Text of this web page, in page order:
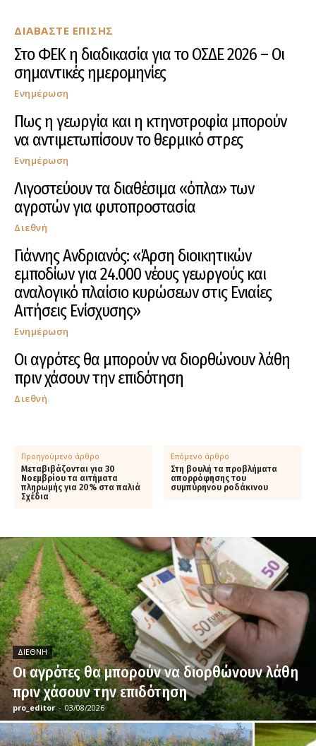
ΔΙΑΒΑΣΤΕ ΕΠΙΣΗΣ
Στο ΦΕΚ η διαδικασία για το ΟΣΔΕ 2026 – Οι
σημαντικές ημερομηνίες
Ενημέρωση
Πως η γεωργία και η κτηνοτροφία μπορούν
να αντιμετωπίσουν το θερμικό στρες
Ενημέρωση
Λιγοστεύουν τα διαθέσιμα «όπλα» των
αγροτών για φυτοπροστασία
Διεθνή
Γιάννης Ανδριανός: «Άρση διοικητικών
εμποδίων για 24.000 νέους γεωργούς και
αναλογικό πλαίσιο κυρώσεων στις Ενιαίες
Αιτήσεις Ενίσχυσης»
Ενημέρωση
Οι αγρότες θα μπορούν να διορθώνουν λάθη
πριν χάσουν την επιδότηση
Διεθνή
Προηγούμενο άρθρο
Μεταβιβάζονται για 30
Νοεμβρίου τα αιτήματα
πληρωμής για 20% στα παλιά
Σχέδια
Επόμενο άρθρο
Στη βουλή τα προβλήματα
απορρόφησης του
συμπύρηνου ροδάκινου
ΔΙΕΘΝΉ
Οι αγρότες θα μπορούν να διορθώνουν λάθη
πριν χάσουν την επιδότηση
pro_editor - 03/08/2026